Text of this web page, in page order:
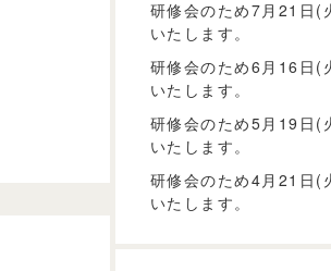
研修会のため7月21日(
いたします。
研修会のため6月16日(
いたします。
研修会のため5月19日(
いたします。
研修会のため4月21日(
いたします。